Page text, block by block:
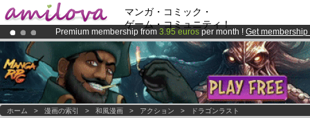
マンガ・コミック・
ゲーム・コミュニティ！
Premium membership from 3.95 euros per month ! Get membership
Already 100000membersand 1000comics & mangas!.
AmilovaKickstarter is now LIVE!.
ホーム > 漫画の索引 > 和風漫画 > アクション > ドラゴンラスト